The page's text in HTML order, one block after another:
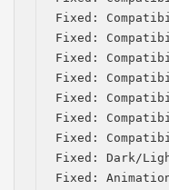
Fixed:
Fixed:
Fixed:
Fixed:
Fixed:
Fixed:
Fixed:
Fixed: Dark/
Fixed: